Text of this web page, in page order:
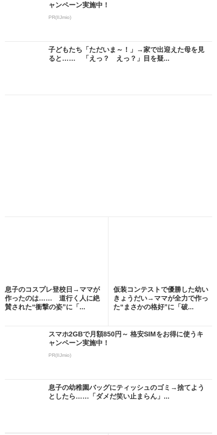
ャンペーン実施中！
PR(IIJmio)
子どもたち「ただいま～！」→家で出迎えた母を見
ると…… 「えっ？ えっ？」目を疑...
息子のコスプレ登校日→ママが
作ったのは…… 道行く人に絶
賛された“衝撃の姿”に「...
仮装コンテストで優勝した幼い
きょうだい→ママが全力で作っ
た“まさかの格好”に「破...
スマホ2GBで月額850円～ 格安SIMをお得に使うキ
ャンペーン実施中！
PR(IIJmio)
息子の幼稚園バッグにティッシュのゴミ→捨てよう
としたら……「ダメだ笑い止まらん」...